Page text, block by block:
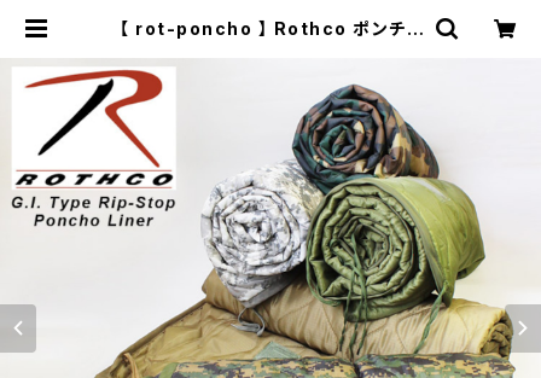
【 rot-poncho 】 Rothco ポンチョ
地 キルティング加工 ブランケット |
セレクトショップ【P.C.H】